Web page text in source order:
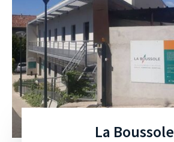
La Boussole